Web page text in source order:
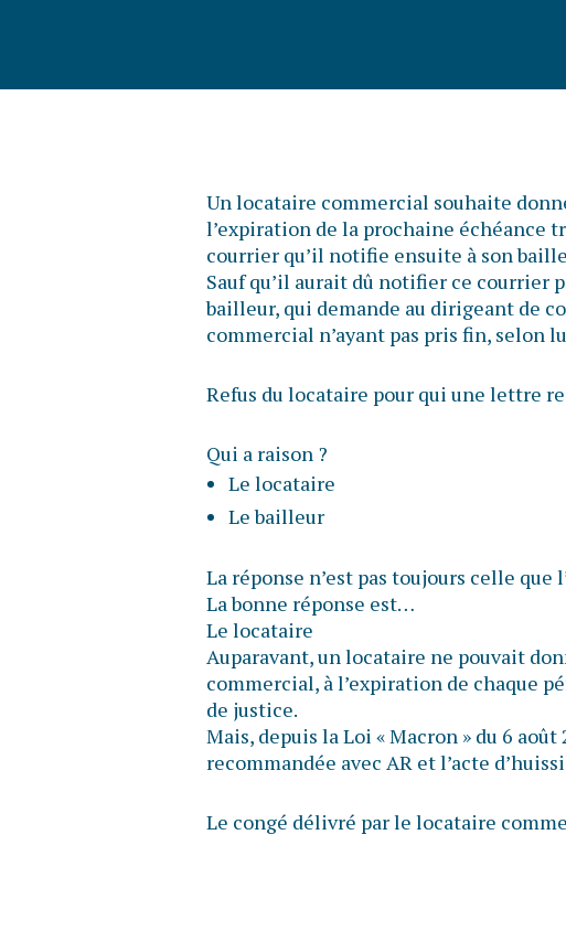
Un locataire commercial souhaite
l’expiration de la prochaine échéance
courrier qu’il notifie ensuite à son
Sauf qu’il aurait dû notifier ce courrier
bailleur, qui demande au dirigeant de
commercial n’ayant pas pris fin, selon
Refus du locataire pour qui une lettre
Qui a raison ?
Le locataire
Le bailleur
La réponse n’est pas toujours celle que
La bonne réponse est…
Le locataire
Auparavant, un locataire ne pouvait
commercial, à l’expiration de chaque
de justice.
Mais, depuis la Loi « Macron » du 6
recommandée avec AR et l’acte
Le congé délivré par le locataire